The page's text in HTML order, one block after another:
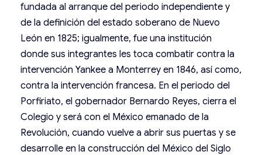
fundada al arranque del periodo independiente y
de la definición del estado soberano de Nuevo
León en 1825; igualmente, fue una institución
donde sus integrantes les toca combatir contra la
intervención Yankee a Monterrey en 1846, así como,
contra la intervención francesa. En el periodo del
Porfiriato, el gobernador Bernardo Reyes, cierra el
Colegio y será con el México emanado de la
Revolución, cuando vuelve a abrir sus puertas y se
desarrolle en la construcción del México del Siglo